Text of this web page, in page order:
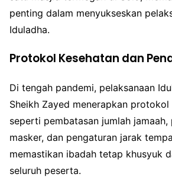
penting dalam menyukseskan
Iduladha.
Protokol Kesehatan dan
Di tengah pandemi, pelaksanaan
Sheikh Zayed menerapkan
seperti pembatasan jumlah jamaah,
masker, dan pengaturan jarak
memastikan ibadah tetap khusyuk
seluruh peserta.